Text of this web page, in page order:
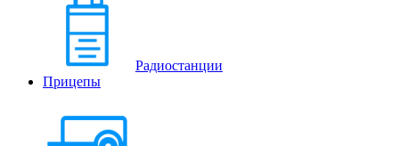
Радиостанции
Прицепы